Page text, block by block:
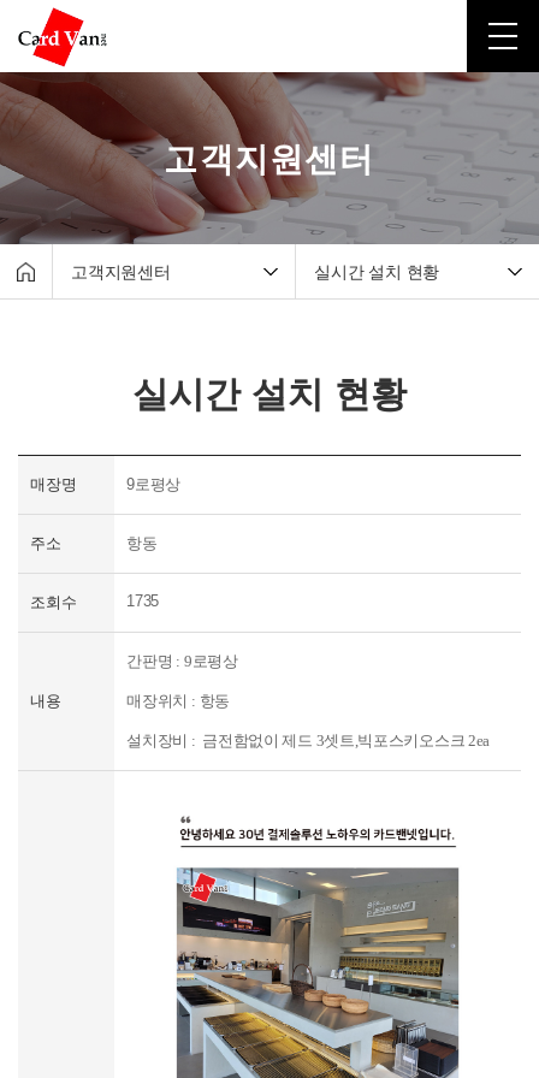
고객지원센터
고객지원센터
무선카드단말기
고객지원센터
신규문의
실시간 설치 현황
자료실
실시간 설치 현황
매장명 9로평상
주소 항동
조회수 1735
내용
간판명 : 9로평상
매장위치 : 항동
설 치 장비 : 금전함없이 제드 3셋트,빅포스키오스크 2ea